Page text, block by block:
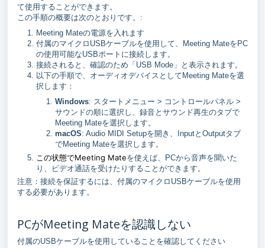
て使用することができます。
この手順の概要は次のとおりです。:
Meeting Mateの電源を入れます
付属のマイクロUSBケーブルを使用して、Meeting MateをPC
の使用可能なUSBポートに接続します。
接続されると、確認のため「USB Mode」と表示されます。
以下の手順で、オーディオデバイスとしてMeeting Mateを選
択します：
Windows: スタートメニュー > コントロールパネル >
サウンドの順に選択し、録音とサウンド再生のタブで
Meeting Mateを選択します。
macOS: Audio MIDI Setupを開き、InputとOutputタブ
でMeeting Mateを選択します。
この状態でMeeting Mateを使えば、PCから音声を聞いた
り、ビデオ通話を受けたりすることができます。
注意：接続を保証するには、付属のマイクロUSBケーブルを使用
する必要があります。
PCがMeeting Mateを認識しない
付属のUSBケーブルを使用していることを確認してください